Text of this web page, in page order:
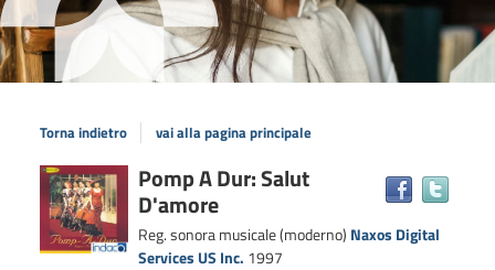
Torna indietro vai alla pagina principale
Dettaglio
del
documento
Pomp A Dur: Salut
D'amore
Reg. sonora musicale (moderno) Naxos Digital
Services US Inc. 1997